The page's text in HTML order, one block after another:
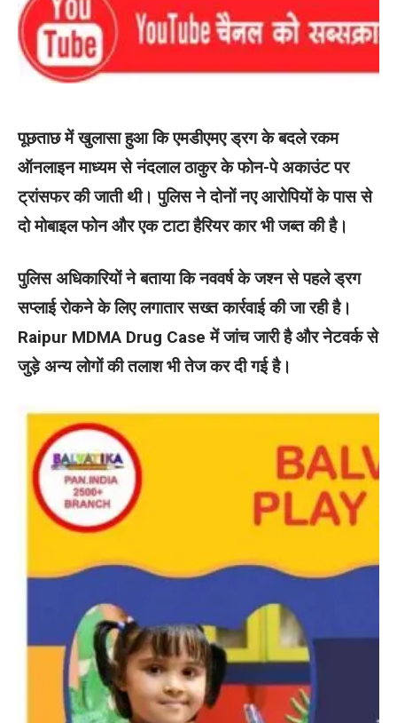
पूछताछ में खुलासा हुआ कि एमडीएमए ड्रग के बदले रकम
ऑनलाइन माध्यम से नंदलाल ठाकुर के फोन-पे अकाउंट पर
ट्रांसफर की जाती थी। पुलिस ने दोनों नए आरोपियों के पास से
दो मोबाइल फोन और एक टाटा हैरियर कार भी जब्त की है।
पुलिस अधिकारियों ने बताया कि नववर्ष के जश्न से पहले ड्रग
सप्लाई रोकने के लिए लगातार सख्त कार्रवाई की जा रही है।
Raipur MDMA Drug Case में जांच जारी है और नेटवर्क से
जुड़े अन्य लोगों की तलाश भी तेज कर दी गई है।